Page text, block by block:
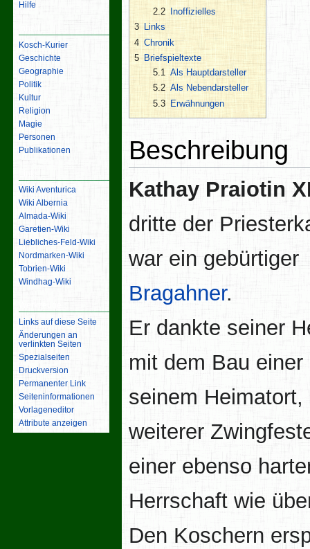
2.2
Inoffizielles
3 Links
4 Chronik
5 Briefspieltexte
5.1
Als Hauptdarsteller
5.2 Als Nebendarsteller
5.3 Erwähnungen
Beschreibung
Kathay Praiotin
dritte der
war ein gebürtiger
Bragahner.
Er dankte seiner
mit dem Bau einer
seinem Heimatort,
weiterer
einer ebenso
Herrschaft wie
Den Koschern
Hilfe
Kosch-Kurier
Geschichte
Geographie
Politik
Kultur
Religion
Magie
Personen
Publikationen
Wiki Aventurica
Wiki Albernia
Almada-Wiki
Garetien-Wiki
Liebliches-Feld-Wiki
Nordmarken-Wiki
Tobrien-Wiki
Windhag-Wiki
Links auf diese Seite
Änderungen an
verlinkten Seiten
Spezialseiten
Druckversion
Permanenter Link
Seiten­­informationen
Vorlageneditor
Attribute anzeigen